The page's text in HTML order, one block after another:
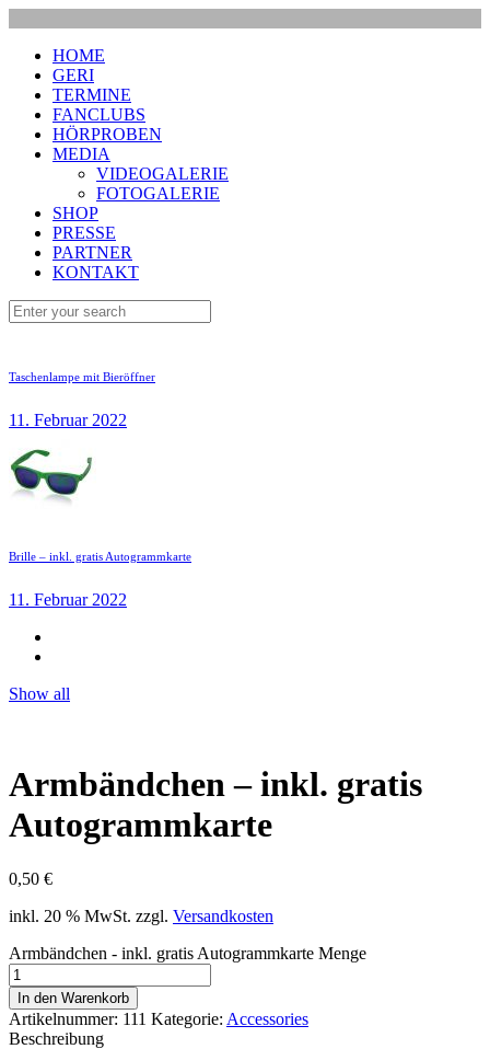
HOME
GERI
TERMINE
FANCLUBS
HÖRPROBEN
MEDIA
VIDEOGALERIE
FOTOGALERIE
SHOP
PRESSE
PARTNER
KONTAKT
Taschenlampe mit Bieröffner
11. Februar 2022
Brille – inkl. gratis Autogrammkarte
11. Februar 2022
Show all
Armbändchen – inkl. gratis
Autogrammkarte
0,50 €
inkl. 20 % MwSt. zzgl. Versandkosten
Armbändchen - inkl. gratis Autogrammkarte Menge
In den Warenkorb
Artikelnummer: 111 Kategorie: Accessories
Beschreibung